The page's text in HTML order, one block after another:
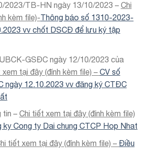
2023/TB-HN ngày 13/10/2023 – Chi
kèm file)-Thông báo số 1310-2023-
vv chốt DSCĐ để lưu ký tập
GSĐC ngày 12/10/2023 của
tại đây (đính kèm file) – CV số
ngày 12.10.2023 vv đăng ký CTĐC
tin – Chi tiết xem tại đây (đính kèm file)
ky Cong ty Dai chung CTCP Hop Nhat
tiết xem tại đây (đính kèm file) – Điều